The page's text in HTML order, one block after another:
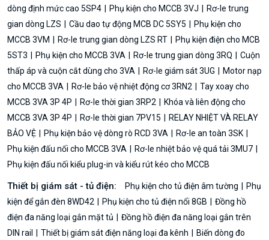
dòng định mức cao 5SP4
Phụ kiện cho MCCB 3VJ
Rơ-le trung
gian dòng LZS
Cầu dao tự động MCB DC 5SY5
Phụ kiện cho
MCCB 3VM
Rơ-le trung gian dòng LZS RT
Phụ kiện điện cho MCB
5ST3
Phụ kiện cho MCCB 3VA Rơ-le trung gian dòng 3RQ
Cuộn
thấp áp và cuộn cắt dùng cho 3VA
Rơ-le giám sát 3UG
Motor nạp
cho MCCB 3VA
Rơ-le bảo vệ nhiệt động cơ 3RN2
Tay xoay cho
MCCB 3VA 3P 4P
Rơ-le thời gian 3RP2
Khóa và liên động cho
MCCB 3VA 3P 4P
Rơ-le thời gian 7PV15
RELAY NHIỆT VÀ RELAY
BẢO VỆ
Phụ kiện bảo vệ dòng rò RCD 3VA
Rơ-le an toàn 3SK
Phụ kiện đấu nối cho MCCB 3VA
Rơ-le nhiệt bảo vệ quá tải 3MU7
Phụ kiện đấu nối kiểu plug-in và kiểu rút kéo cho MCCB
Thiết bị giám sát - tủ điện: Phụ kiện cho tủ điện âm tường
Phụ
kiện để gắn đèn 8WD42
Phụ kiện cho tủ điện nổi 8GB
Đồng hồ
điện đa năng loại gắn mặt tủ
Đồng hồ điện đa năng loại gắn trên
DIN rail
Thiết bị giám sát điện năng loại đa kênh Biến dòng đo